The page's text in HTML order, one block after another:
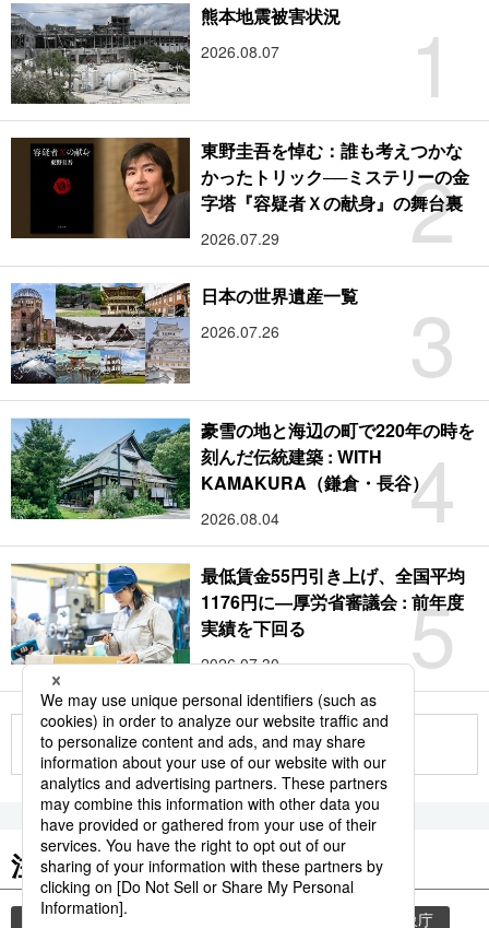
1
熊本地震被害状況
2026.08.07
2
東野圭吾を悼む：誰も考えつかな
かったトリック──ミステリーの金
字塔『容疑者Ｘの献身』の舞台裏
2026.07.29
3
日本の世界遺産一覧
2026.07.26
4
豪雪の地と海辺の町で220年の時を
刻んだ伝統建築 : WITH
KAMAKURA（鎌倉・長谷）
2026.08.04
5
最低賃金55円引き上げ、全国平均
1176円に―厚労省審議会 : 前年度
実績を下回る
2026.07.30
もっと見る
注目のキーワード
共同通信ニュース 気象庁